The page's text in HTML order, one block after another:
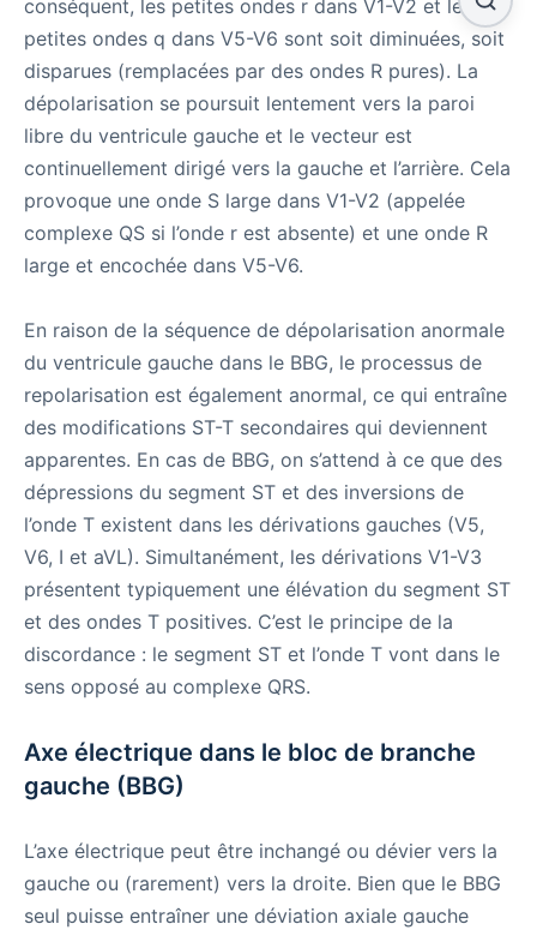
conséquent, les petites ondes r dans V1-V2 et les
petites ondes q dans V5-V6 sont soit diminuées, soit
disparues (remplacées par des ondes R pures). La
dépolarisation se poursuit lentement vers la paroi
libre du ventricule gauche et le vecteur est
continuellement dirigé vers la gauche et l’arrière. Cela
provoque une onde S large dans V1-V2 (appelée
complexe QS si l’onde r est absente) et une onde R
large et encochée dans V5-V6.
En raison de la séquence de dépolarisation anormale
du ventricule gauche dans le BBG, le processus de
repolarisation est également anormal, ce qui entraîne
des modifications ST-T secondaires qui deviennent
apparentes. En cas de BBG, on s’attend à ce que des
dépressions du segment ST et des inversions de
l’onde T existent dans les dérivations gauches (V5,
V6, I et aVL). Simultanément, les dérivations V1-V3
présentent typiquement une élévation du segment ST
et des ondes T positives. C’est le principe de la
discordance : le segment ST et l’onde T vont dans le
sens opposé au complexe QRS.
Axe électrique dans le bloc de branche
gauche (BBG)
L’axe électrique peut être inchangé ou dévier vers la
gauche ou (rarement) vers la droite. Bien que le BBG
seul puisse entraîner une déviation axiale gauche